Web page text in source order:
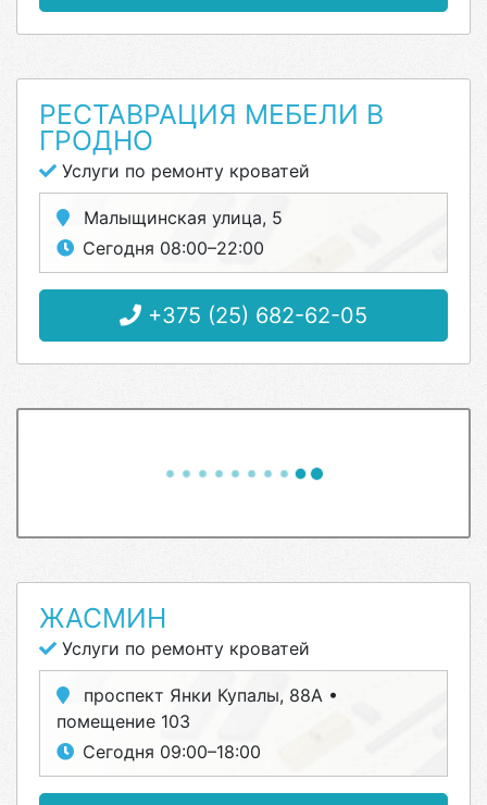
РЕСТАВРАЦИЯ МЕБЕЛИ В
ГРОДНО
Услуги по ремонту кроватей
Малыщинская улица, 5
Сегодня 08:00–22:00
+375 (25) 682-62-05
ЖАСМИН
Услуги по ремонту кроватей
проспект Янки Купалы, 88А •
помещение 103
Сегодня 09:00–18:00